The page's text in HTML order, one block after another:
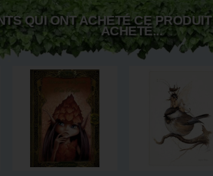
QUI ONT ACHETÉ CE
ACHETÉ...